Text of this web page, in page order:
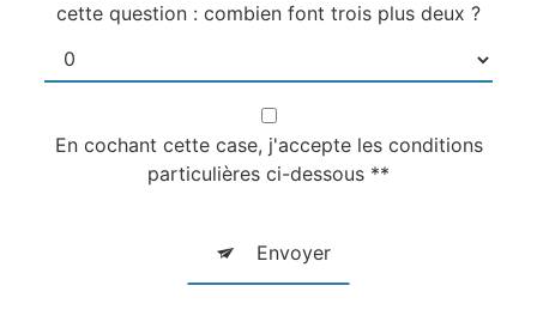
cette question : combien font trois plus deux ?
En cochant cette case, j'accepte les conditions
particulières ci-dessous **
Envoyer